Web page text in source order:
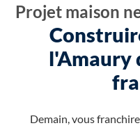
Projet maison
l'Amaury
Demain, vous